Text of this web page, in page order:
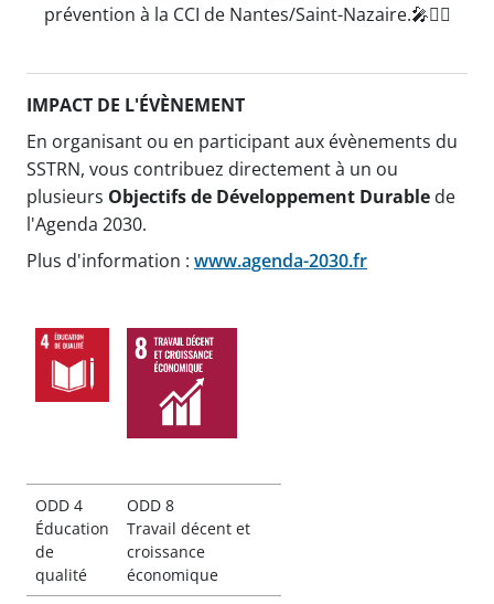
prévention à la CCI de Nantes/Saint-Nazaire.🎤🕵️‍♀️
IMPACT DE L'ÉVÈNEMENT
En organisant ou en participant aux évènements du
SSTRN, vous contribuez directement à un ou
plusieurs Objectifs de Développement Durable de
l'Agenda 2030.
Plus d'information : www.agenda-2030.fr
ODD 4
Éducation
de
qualité
ODD 8
Travail décent et
croissance
économique